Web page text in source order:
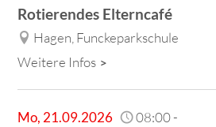
Rotierendes Elterncafé
Hagen, Funckeparkschule
Weitere Infos
Mo, 21.09.2026 08:00-